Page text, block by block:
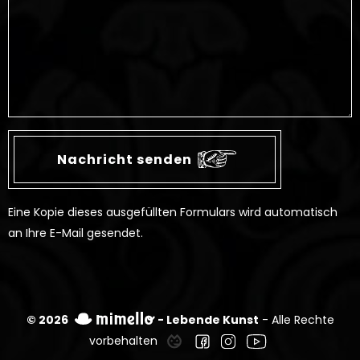
Eine Kopie dieses ausgefüllten Formulars wird automatisch
an Ihre E-Mail gesendet.
© 2026 - Lebende Kunst - Alle Rechte
vorbehalten